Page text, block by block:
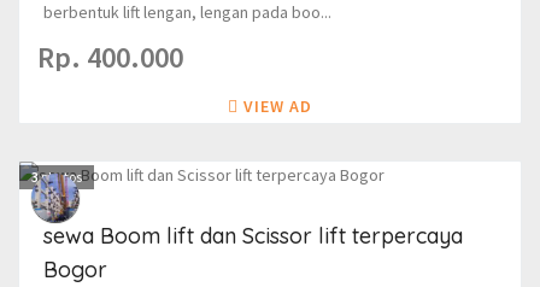
berbentuk lift lengan, lengan pada boo...
Rp. 400.000
VIEW AD
3photos
sewa Boom lift dan Scissor lift terpercaya
Bogor